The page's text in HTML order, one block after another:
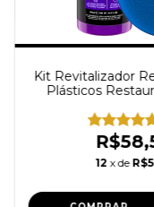
Kit Revitalizador
Plásticos
12 x de